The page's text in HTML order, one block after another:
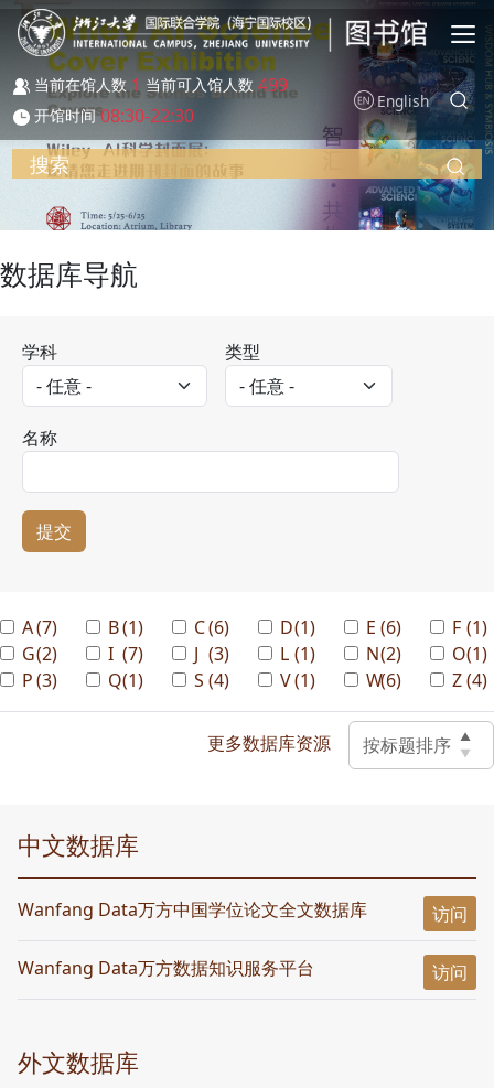
跳转到主要内容
当前在馆人数 1 当前可入馆人数 499
开馆时间 08:30-22:30
English
搜索
数据库导航
学科 类型
名称
提交
(7)
A (1)
B (6)
C (1)
D (6)
E (1)
F
(2)
G (7)
I (3)
J (1)
L (2)
N (1)
O
(3)
P (1)
Q (4)
S (1)
V (6)
W (4)
Z
更多数据库资源 按标题排序 ▲
▼
中文数据库
Wanfang Data万方中国学位论文全文数据库 访问
Wanfang Data万方数据知识服务平台 访问
外文数据库